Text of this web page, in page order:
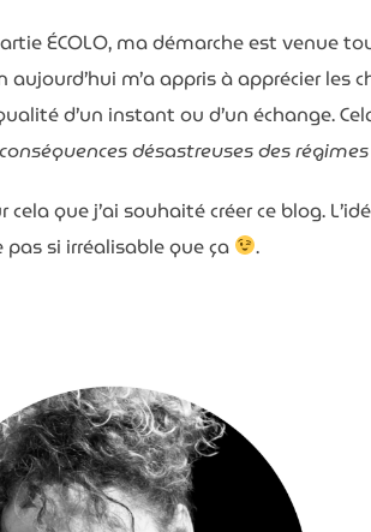
ÉCOLO, ma démarche est venue
aujourd’hui m’a appris à apprécier
d’un instant ou d’un échange.
désastreuses des
cela que j’ai souhaité créer ce blog.
si irréalisable que ça
.